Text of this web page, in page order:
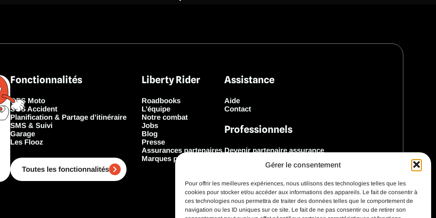
Gérer le consentement
Pour offrir les meilleures expériences, nous utilisons des technologies telles que les
cookies pour stocker et/ou accéder aux informations des appareils. Le fait de consentir à
ces technologies nous permettra de traiter des données telles que le comportement de
navigation ou les ID uniques sur ce site. Le fait de ne pas consentir ou de retirer son
Fonctionnalités
GPS Moto
SOS Accident
Planification & Partage d’itinéraire
SMS & Suivi
Garage
Les Flooz
Toutes les fonctionnalités
Liberty Rider
Roadbooks
L’équipe
Notre combat
Jobs
Blog
Presse
Assurances partenaires
Marques partenaires
Assistance
Aide
Contact
Professionnels
Devenir partenaire assurance
Découvrir notre SDK